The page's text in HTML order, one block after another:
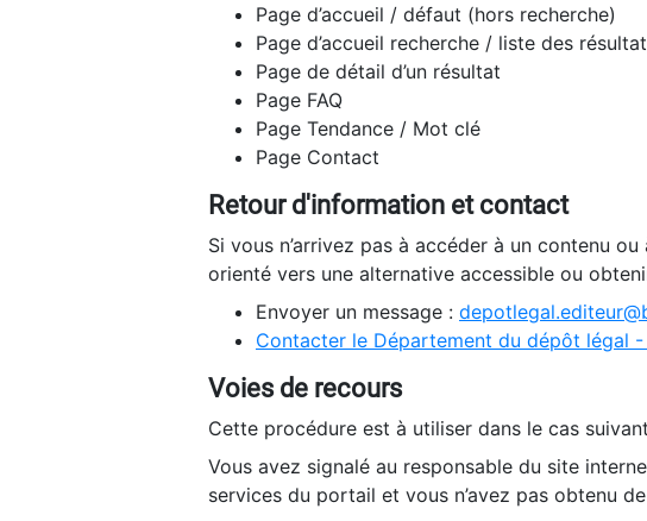
Page d’accueil / défaut (hors recherche)
Page d’accueil recherche / liste des
Page de détail d’un résultat
Page FAQ
Page Tendance / Mot clé
Page Contact
Retour d'information et contact
Si vous n’arrivez pas à accéder à un contenu
orienté vers une alternative accessible ou
Envoyer un message :
Contacter le Département du dépôt légal
Voies de recours
Cette procédure est à utiliser dans le cas
Vous avez signalé au responsable du site
services du portail et vous n’avez pas obtenu